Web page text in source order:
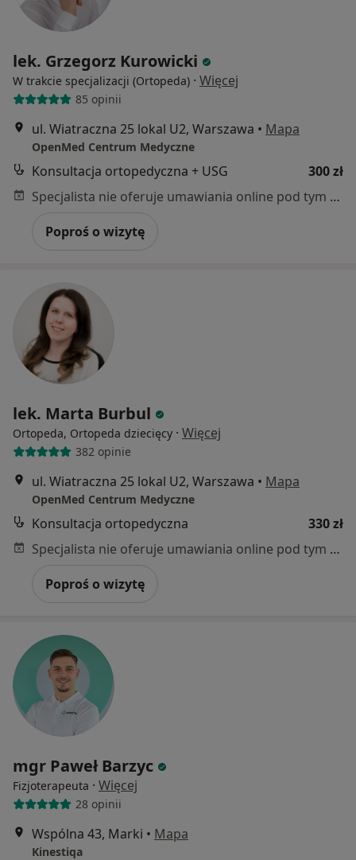
lek. Grzegorz Kurowicki
W trakcie specjalizacji (Ortopeda) · Więcej
85 opinii
ul. Wiatraczna 25 lokal U2, Warszawa • Mapa
OpenMed Centrum Medyczne
Konsultacja ortopedyczna + USG
300 zł
Specjalista nie oferuje umawiania online pod tym adresem.
Poproś o wizytę
lek. Marta Burbul
Ortopeda, Ortopeda dziecięcy · Więcej
382 opinie
ul. Wiatraczna 25 lokal U2, Warszawa • Mapa
OpenMed Centrum Medyczne
Konsultacja ortopedyczna
330 zł
Specjalista nie oferuje umawiania online pod tym adresem.
Poproś o wizytę
mgr Paweł Barzyc
Fizjoterapeuta · Więcej
28 opinii
Wspólna 43, Marki • Mapa
Kinestiqa